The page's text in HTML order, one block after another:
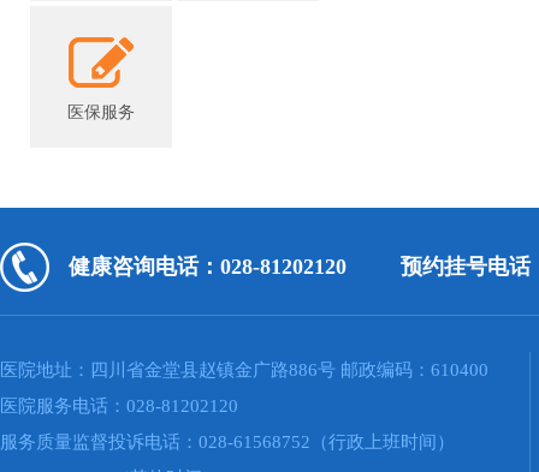
医保服务
健康咨询电话：028-81202120 预约挂号电话
医院地址：四川省金堂县赵镇金广路886号 邮政编码：610400
医院服务电话：028-81202120
服务质量监督投诉电话：028-61568752（行政上班时间）